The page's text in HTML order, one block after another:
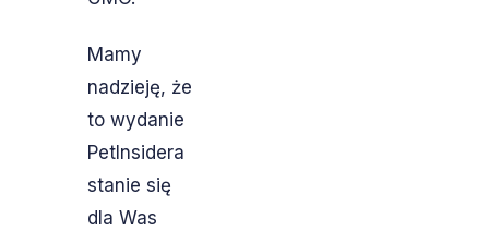
Mamy
nadzieję, że
to wydanie
PetInsidera
stanie się
dla Was